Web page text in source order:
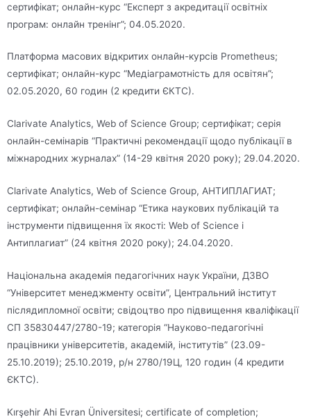
сертифікат; онлайн-курс “Експерт з акредитації освітніх
програм: онлайн тренінг”; 04.05.2020.
Платформа масових відкритих онлайн-курсів Prometheus;
сертифікат; онлайн-курс “Медіаграмотність для освітян”;
02.05.2020, 60 годин (2 кредити ЄКТС).
Clarivate Analytics, Web of Science Group; сертифікат; серія
онлайн-семінарів “Практичні рекомендації щодо публікації в
міжнародних журналах” (14-29 квітня 2020 року); 29.04.2020.
Clarivate Analytics, Web of Science Group, АНТИПЛАГИАТ;
сертифікат; онлайн-семінар “Етика наукових публікацій та
інструменти підвищення їх якості: Web of Science і
Антиплагиат” (24 квітня 2020 року); 24.04.2020.
Національна академія педагогічних наук України, ДЗВО
“Університет менеджменту освіти”, Центральний інститут
післядипломної освіти; свідоцтво про підвищення кваліфікації
СП 35830447/2780-19; категорія “Науково-педагогічні
працівники університетів, академій, інститутів” (23.09-
25.10.2019); 25.10.2019, р/н 2780/19Ц, 120 годин (4 кредити
ЄКТС).
Kırşehir Ahi Evran Üniversitesi; certificate of completion;